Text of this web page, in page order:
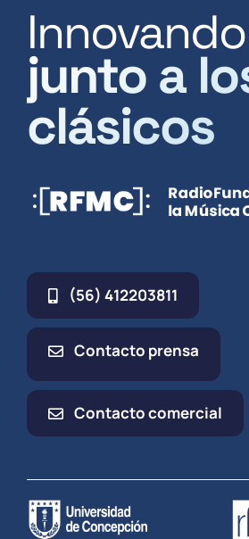
Innovando
junto a
clásicos
(56) 412203811
Contacto prensa
Contacto comercial